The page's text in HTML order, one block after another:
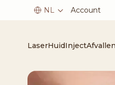
Account
LaserHuidInjectAfvallen